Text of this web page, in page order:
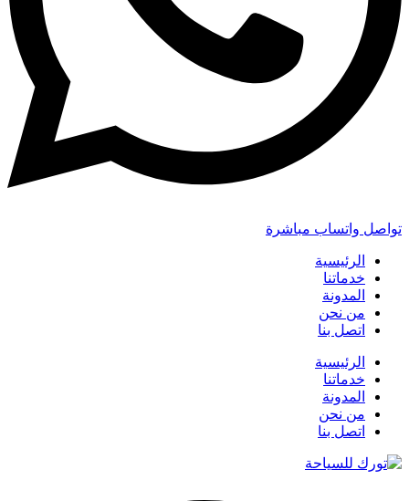
تواصل واتساب مباشرة
الرئيسية
خدماتنا
المدونة
من نحن
اتصل بنا
الرئيسية
خدماتنا
المدونة
من نحن
اتصل بنا